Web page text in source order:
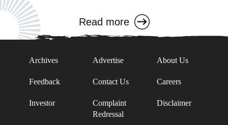
Read more
Archives Advertise About Us
Feedback Contact Us Careers
Investor
Complaint
Redressal
Disclaimer